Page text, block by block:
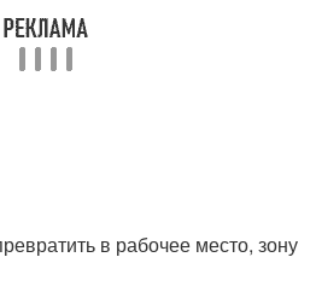
в рабочее место, зону